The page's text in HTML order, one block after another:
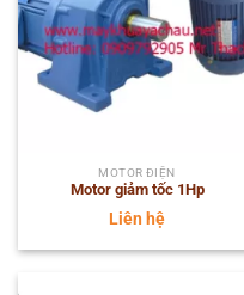
MOTOR ĐIỆN
Motor giảm tốc 1Hp
Liên hệ